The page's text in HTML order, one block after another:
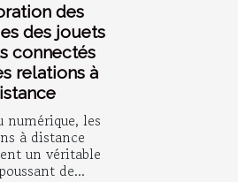
des
des jouets
connectés
relations à
numérique, les
à distance
un véritable
de...